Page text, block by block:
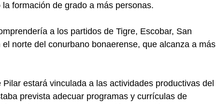
formación de grado a más personas.
a los partidos de Tigre, Escobar, San
norte del conurbano bonaerense, que alcanza a más
estará vinculada a las actividades productivas del
prevista adecuar programas y currículas de